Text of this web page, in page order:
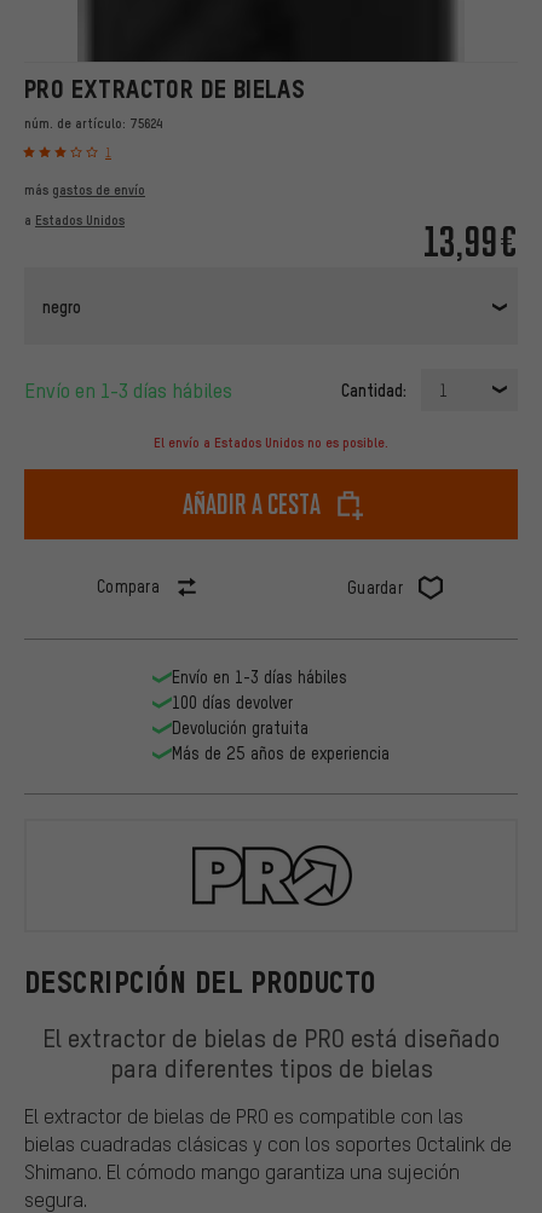
PRO EXTRACTOR DE BIELAS
núm. de artículo: 75624
1
13,99€
más gastos de envío
a Estados Unidos
negro
Envío en 1-3 días hábiles Cantidad: 1
El envío a Estados Unidos no es posible.
Añadir a cesta
Compara Guardar
DESCRIPCIÓN DEL PRODUCTO
El extractor de bielas de PRO está diseñado
para diferentes tipos de bielas
El extractor de bielas de PRO es compatible con las
bielas cuadradas clásicas y con los soportes Octalink de
Shimano. El cómodo mango garantiza una sujeción
segura.
Envío en 1-3 días hábiles
100 días devolver
Devolución gratuita
Más de 25 años de experiencia